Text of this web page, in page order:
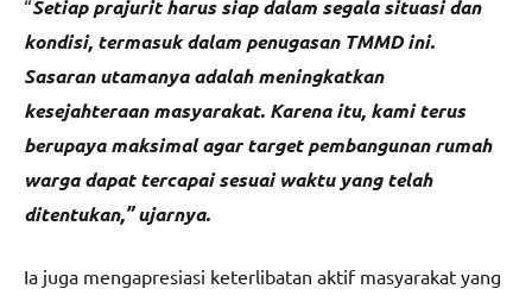
“Setiap prajurit harus siap dalam segala situasi dan
kondisi, termasuk dalam penugasan TMMD ini.
Sasaran utamanya adalah meningkatkan
kesejahteraan masyarakat. Karena itu, kami terus
berupaya maksimal agar target pembangunan rumah
warga dapat tercapai sesuai waktu yang telah
ditentukan,” ujarnya.
Ia juga mengapresiasi keterlibatan aktif masyarakat yang